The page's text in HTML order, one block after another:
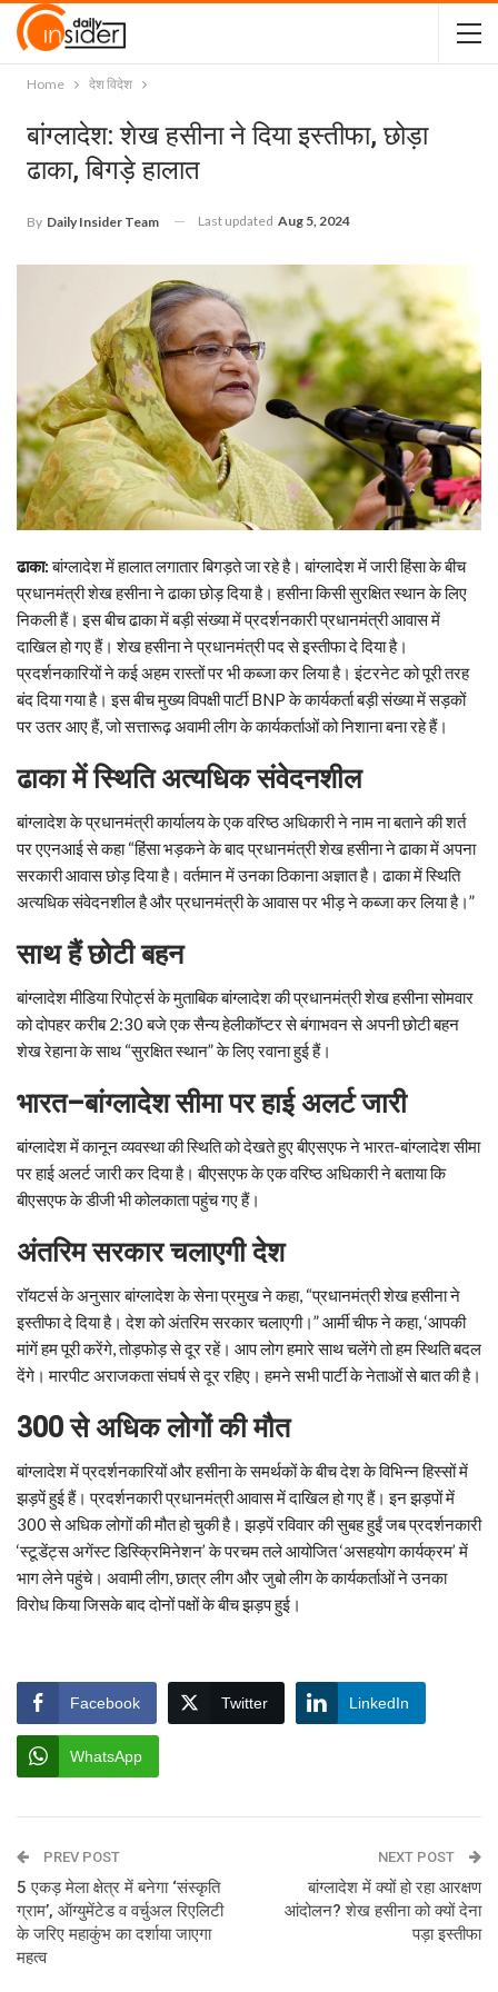
Home देश विदेश
बांग्लादेश: शेख हसीना ने दिया इस्तीफा, छोड़ा
ढाका, बिगड़े हालात
By Daily Insider Team Last updated Aug 5, 2024
ढाका:बांग्लादेश में हालात लगातार बिगड़ते जा रहे है। बांग्लादेश में जारी हिंसा के बीच
प्रधानमंत्री शेख हसीना ने ढाका छोड़ दिया है। हसीना किसी सुरक्षित स्थान के लिए
निकली हैं। इस बीच ढाका में बड़ी संख्या में प्रदर्शनकारी प्रधानमंत्री आवास में
दाखिल हो गए हैं। शेख हसीना ने प्रधानमंत्री पद से इस्तीफा दे दिया है।
प्रदर्शनकारियों ने कई अहम रास्तों पर भी कब्जा कर लिया है। इंटरनेट को पूरी तरह
बंद दिया गया है। इस बीच मुख्य विपक्षी पार्टी BNP के कार्यकर्ता बड़ी संख्या में सड़कों
पर उतर आए हैं, जो सत्तारूढ़ अवामी लीग के कार्यकर्ताओं को निशाना बना रहे हैं।
ढाका में स्थिति अत्यधिक संवेदनशील
बांग्लादेश के प्रधानमंत्री कार्यालय के एक वरिष्ठ अधिकारी ने नाम ना बताने की शर्त
पर एएनआई से कहा “हिंसा भड़कने के बाद प्रधानमंत्री शेख हसीना ने ढाका में अपना
सरकारी आवास छोड़ दिया है। वर्तमान में उनका ठिकाना अज्ञात है। ढाका में स्थिति
अत्यधिक संवेदनशील है और प्रधानमंत्री के आवास पर भीड़ ने कब्जा कर लिया है।”
साथ हैं छोटी बहन
बांग्लादेश मीडिया रिपोर्ट्स के मुताबिक बांग्लादेश की प्रधानमंत्री शेख हसीना सोमवार
को दोपहर करीब 2:30 बजे एक सैन्य हेलीकॉप्टर से बंगाभवन से अपनी छोटी बहन
शेख रेहाना के साथ “सुरक्षित स्थान” के लिए रवाना हुई हैं।
भारत–बांग्लादेश सीमा पर हाई अलर्ट जारी
बांग्लादेश में कानून व्यवस्था की स्थिति को देखते हुए बीएसएफ ने भारत-बांग्लादेश सीमा
पर हाई अलर्ट जारी कर दिया है। बीएसएफ के एक वरिष्ठ अधिकारी ने बताया कि
बीएसएफ के डीजी भी कोलकाता पहुंच गए हैं।
अंतरिम सरकार चलाएगी देश
रॉयटर्स के अनुसार बांग्लादेश के सेना प्रमुख ने कहा, “प्रधानमंत्री शेख हसीना ने
इस्तीफा दे दिया है। देश को अंतरिम सरकार चलाएगी।” आर्मी चीफ ने कहा, ‘आपकी
मांगें हम पूरी करेंगे, तोड़फोड़ से दूर रहें। आप लोग हमारे साथ चलेंगे तो हम स्थिति बदल
देंगे। मारपीट अराजकता संघर्ष से दूर रहिए। हमने सभी पार्टी के नेताओं से बात की है।
300से अधिक लोगों की मौत
बांग्लादेश में प्रदर्शनकारियों और हसीना के समर्थकों के बीच देश के विभिन्न हिस्सों में
झड़पें हुई हैं। प्रदर्शनकारी प्रधानमंत्री आवास में दाखिल हो गए हैं। इन झड़पों में
300 से अधिक लोगों की मौत हो चुकी है। झड़पें रविवार की सुबह हुईं जब प्रदर्शनकारी
‘स्टूडेंट्स अगेंस्ट डिस्क्रिमिनेशन’ के परचम तले आयोजित ‘असहयोग कार्यक्रम’ में
भाग लेने पहुंचे। अवामी लीग, छात्र लीग और जुबो लीग के कार्यकर्ताओं ने उनका
विरोध किया जिसके बाद दोनों पक्षों के बीच झड़प हुई।
Facebook Twitter LinkedIn
WhatsApp
PREV POST
5 एकड़ मेला क्षेत्र में बनेगा ‘संस्कृति
ग्राम’, ऑग्युमेंटेड व वर्चुअल रिएलिटी
के जरिए महाकुंभ का दर्शाया जाएगा
महत्व
NEXT POST
बांग्लादेश में क्यों हो रहा आरक्षण
आंदोलन? शेख हसीना को क्यों देना
पड़ा इस्तीफा